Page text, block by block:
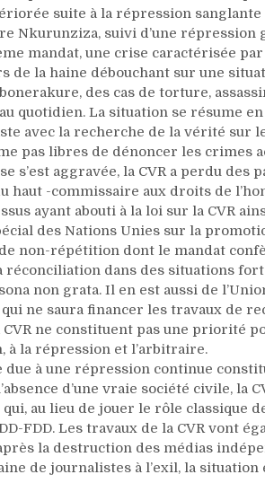
suite à la répression
Nkurunziza, suivi d’une
mandat, une crise caractérisée
de la haine débouchant sur une
des cas de torture,
quotidien. La situation se résume
avec la recherche de la vérité sur
pas libres de dénoncer les crimes
s’est aggravée, la CVR a perdu
haut -commissaire aux droits de
ayant abouti à la loi sur la CVR
des Nations Unies sur la
non-répétition dont le mandat
dans des situations
non grata. Il en est aussi de
ne saura financer les travaux de
ne constituent pas une priorité
à la répression et l’arbitraire.
due à une répression continue
d’une vraie société civile, la
au lieu de jouer le rôle classique
FDD. Les travaux de la CVR vont
la destruction des médias
de journalistes à l’exil, la